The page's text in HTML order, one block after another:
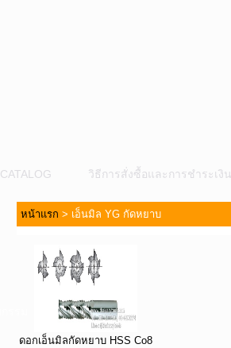
CATALOG วิธีการสั่งซื้อและการชำระเงิน
หน้าแรก > เอ็นมิล YG กัดหยาบ
ดอกเอ็นมิลกัดหยาบ HSS Co8